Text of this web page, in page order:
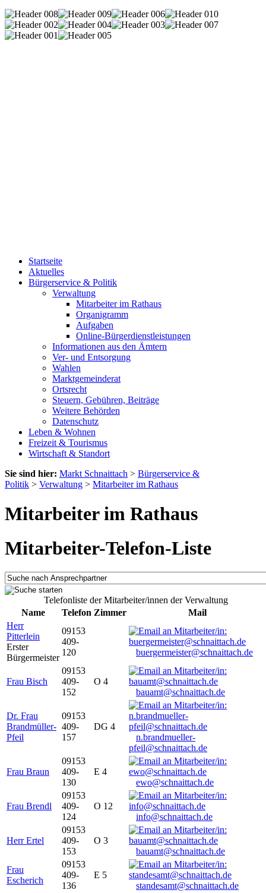
Startseite
Aktuelles
Bürgerservice & Politik
Verwaltung
Mitarbeiter im Rathaus
Organigramm
Aufgaben
Online-Bürgerdienstleistungen
Informationen aus den Ämtern
Ver- und Entsorgung
Wahlen
Marktgemeinderat
Ortsrecht
Steuern, Gebühren, Beiträge
Weitere Behörden
Datenschutz
Leben & Wohnen
Freizeit & Tourismus
Wirtschaft & Standort
Sie sind hier: Markt Schnaittach > Bürgerservice &
Politik > Verwaltung > Mitarbeiter im Rathaus
Mitarbeiter im Rathaus
Mitarbeiter-Telefon-Liste
Telefonliste der Mitarbeiter/innen der Verwaltung
Name
Telefon Zimmer
Mail
Herr
Pitterlein
Erster
Bürgermeister
09153
409-
120
buergermeister@schnaittach.de
Frau Bisch
09153
409-
152
O 4
bauamt@schnaittach.de
Dr. Frau
Brandmüller-
Pfeil
09153
409-
157
DG 4
n.brandmueller-
pfeil@schnaittach.de
Frau Braun
09153
409-
130
E 4
ewo@schnaittach.de
Frau Brendl
09153
409-
124
O 12
info@schnaittach.de
Herr Ertel
09153
409-
153
O 3
bauamt@schnaittach.de
Frau
Escherich
09153
409-
136
E 5
standesamt@schnaittach.de